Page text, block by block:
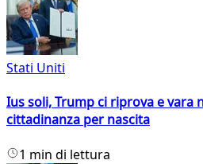
Stati Uniti
Ius soli, Trump ci riprova e vara
cittadinanza per nascita
1 min di lettura